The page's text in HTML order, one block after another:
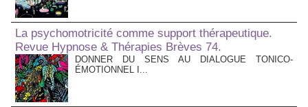
La psychomotricité comme support thérapeutique.
Revue Hypnose & Thérapies Brèves 74.
DONNER DU SENS AU DIALOGUE TONICO-
ÉMOTIONNEL I...